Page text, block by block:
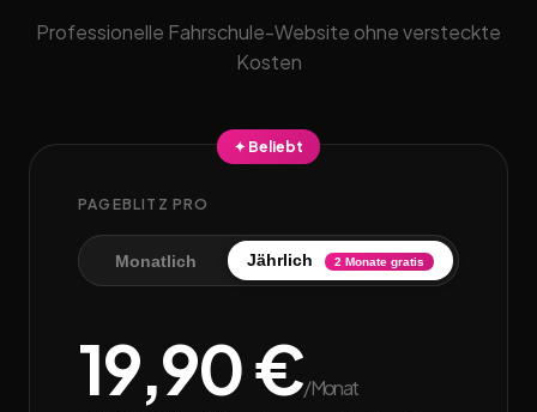
Professionelle Fahrschule-Website ohne versteckte
Kosten
✦ Beliebt
PAGEBLITZ PRO
Monatlich Jährlich 2 Monate gratis
19,90 €/Monat